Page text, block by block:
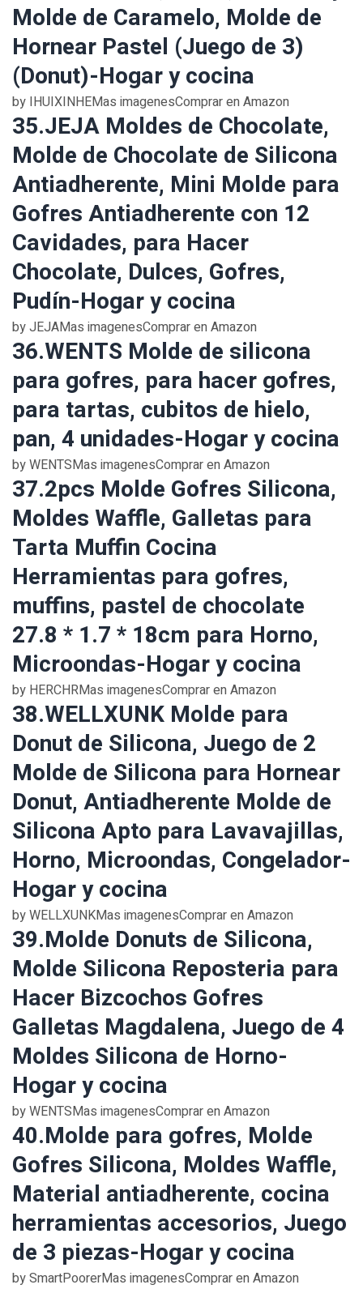
Molde de Caramelo, Molde de
Hornear Pastel (Juego de 3)
(Donut)-Hogar y cocina
by IHUIXINHEMas imagenesComprar en Amazon
35.JEJA Moldes de Chocolate,
Molde de Chocolate de Silicona
Antiadherente, Mini Molde para
Gofres Antiadherente con 12
Cavidades, para Hacer
Chocolate, Dulces, Gofres,
Pudín-Hogar y cocina
by JEJAMas imagenesComprar en Amazon
36.WENTS Molde de silicona
para gofres, para hacer gofres,
para tartas, cubitos de hielo,
pan, 4 unidades-Hogar y cocina
by WENTSMas imagenesComprar en Amazon
37.2pcs Molde Gofres Silicona,
Moldes Waffle, Galletas para
Tarta Muffin Cocina
Herramientas para gofres,
muffins, pastel de chocolate
27.8 * 1.7 * 18cm para Horno,
Microondas-Hogar y cocina
by HERCHRMas imagenesComprar en Amazon
38.WELLXUNK Molde para
Donut de Silicona, Juego de 2
Molde de Silicona para Hornear
Donut, Antiadherente Molde de
Silicona Apto para Lavavajillas,
Horno, Microondas, Congelador-
Hogar y cocina
by WELLXUNKMas imagenesComprar en Amazon
39.Molde Donuts de Silicona,
Molde Silicona Reposteria para
Hacer Bizcochos Gofres
Galletas Magdalena, Juego de 4
Moldes Silicona de Horno-
Hogar y cocina
by WENTSMas imagenesComprar en Amazon
40.Molde para gofres, Molde
Gofres Silicona, Moldes Waffle,
Material antiadherente, cocina
herramientas accesorios, Juego
de 3 piezas-Hogar y cocina
by SmartPoorerMas imagenesComprar en Amazon